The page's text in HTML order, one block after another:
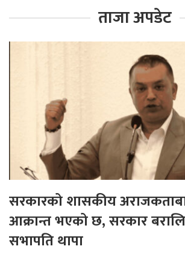
ताजा अपडेट
सरकारको शासकीय
आक्रान्त भएको छ, सरकार
सभापति थापा